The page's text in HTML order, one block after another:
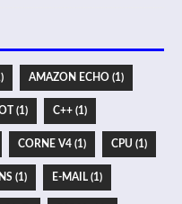
AMAZON ECHO (1)
(1) C++ (1)
CORNE V4 (1) CPU (1)
(1) E-MAIL (1)